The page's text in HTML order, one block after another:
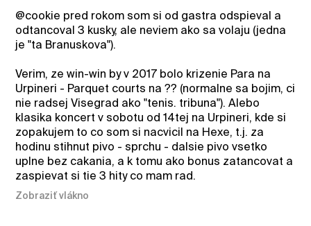
@cookie pred rokom som si od gastra odspieval a
odtancoval 3 kusky, ale neviem ako sa volaju (jedna
je "ta Branuskova").
Verim, ze win-win by v 2017 bolo krizenie Para na
Urpineri - Parquet courts na ?? (normalne sa bojim, ci
nie radsej Visegrad ako "tenis. tribuna"). Alebo
klasika koncert v sobotu od 14tej na Urpineri, kde si
zopakujem to co som si nacvicil na Hexe, t.j. za
hodinu stihnut pivo - sprchu - dalsie pivo vsetko
uplne bez cakania, a k tomu ako bonus zatancovat a
zaspievat si tie 3 hity co mam rad.
Zobraziť vlákno